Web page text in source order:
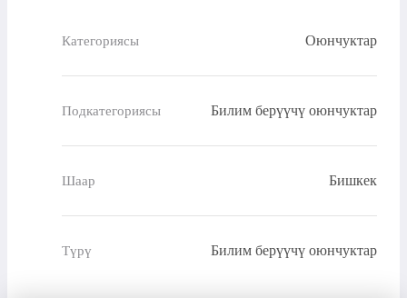
Категориясы Оюнчуктар
Подкатегориясы Билим берүүчү оюнчуктар
Шаар Бишкек
Түрү Билим берүүчү оюнчуктар